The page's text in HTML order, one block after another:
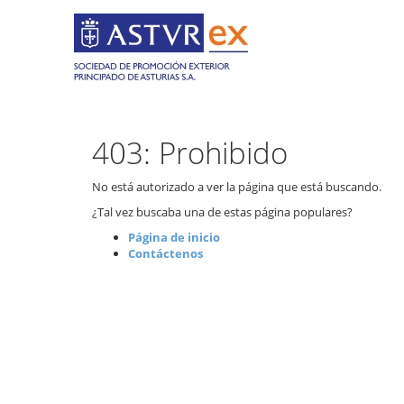
403: Prohibido
No está autorizado a ver la página que está buscando.
¿Tal vez buscaba una de estas página populares?
Página de inicio
Contáctenos